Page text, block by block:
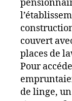
couvert
places de
Pour
de linge,